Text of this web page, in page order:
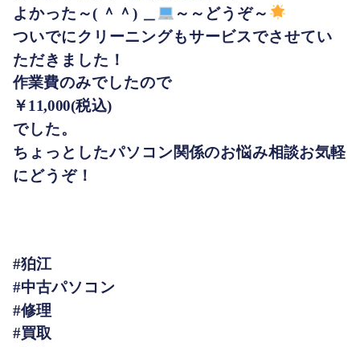
よかった～( ＾＾) ＿ ～～どうぞ～
ついでにクリーニングもサービスでさせてい
ただきました！
作業費のみでしたので
￥11,000(税込)
でした。
ちょっとしたパソコン関係のお悩み相談お気軽
にどうぞ！
#狛江
#中古パソコン
#修理
#買取